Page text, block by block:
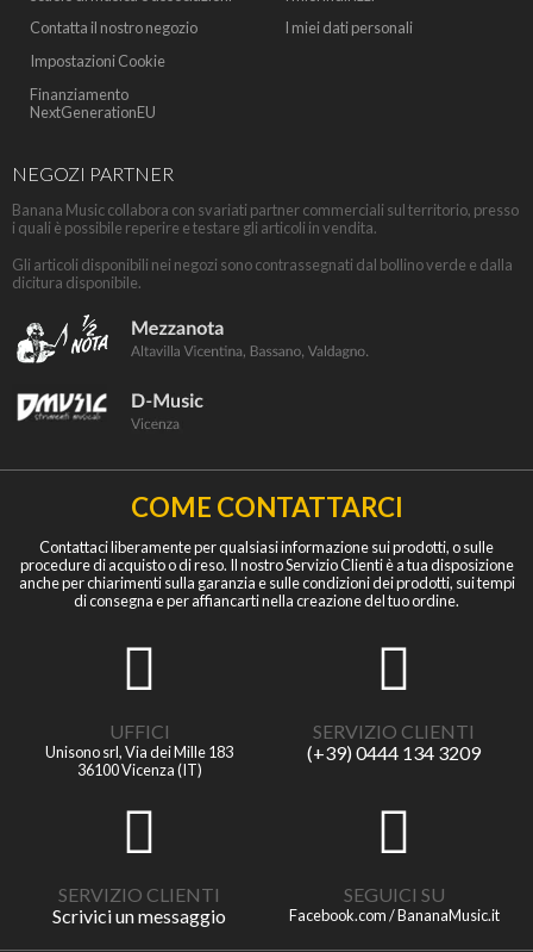
Contatta il nostro negozio
Impostazioni Cookie
Finanziamento
NextGenerationEU
I miei dati personali
NEGOZI PARTNER
Banana Music collabora con svariati partner commerciali sul territorio, presso
i quali è possibile reperire e testare gli articoli in vendita.
Gli articoli disponibili nei negozi sono contrassegnati dal bollino verde e dalla
dicitura disponibile.
COME CONTATTARCI
Contattaci liberamente per qualsiasi informazione sui prodotti, o sulle
procedure di acquisto o di reso. Il nostro Servizio Clienti è a tua disposizione
anche per chiarimenti sulla garanzia e sulle condizioni dei prodotti, sui tempi
di consegna e per affiancarti nella creazione del tuo ordine.
UFFICI
Unisono srl, Via dei Mille 183
36100 Vicenza (IT)
SERVIZIO CLIENTI
(+39) 0444 134 3209
SERVIZIO CLIENTI
Scrivici un messaggio
SEGUICI SU
Facebook.com / BananaMusic.it